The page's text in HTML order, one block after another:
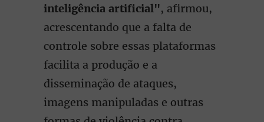
inteligência artificial", afirmou,
acrescentando que a falta de
controle sobre essas plataformas
facilita a produção e a
disseminação de ataques,
imagens manipuladas e outras